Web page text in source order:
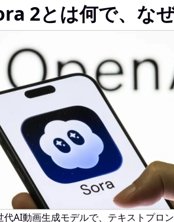
2とは何で、な
AI動画生成モデルで、テキストプロ